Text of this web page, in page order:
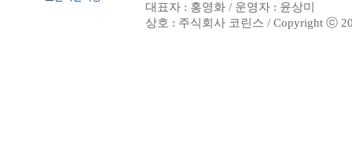
대표자 : 홍영화 / 운영자 : 윤상미
상호 : 주식회사 코린스 / Copyright ⓒ